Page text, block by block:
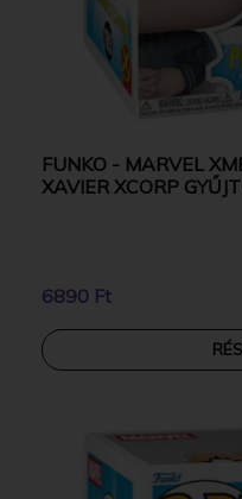
FUNKO - MARVEL
XAVIER XCORP
6890 Ft